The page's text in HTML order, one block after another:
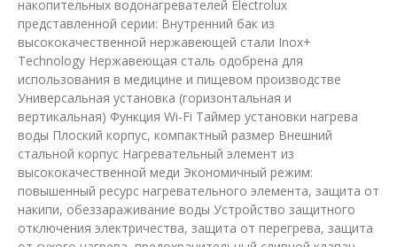
накопительных водонагревателей Electrolux
представленной серии: Внутренний бак из
высококачественной нержавеющей стали Inox+
Technology Нержавеющая сталь одобрена для
использования в медицине и пищевом производстве
Универсальная установка (горизонтальная и
вертикальная) Функция Wi-Fi Таймер установки нагрева
воды Плоский корпус, компактный размер Внешний
стальной корпус Нагревательный элемент из
высококачественной меди Экономичный режим:
повышенный ресурс нагревательного элемента, защита от
накипи, обеззараживание воды Устройство защитного
отключения электричества, защита от перегрева, защита